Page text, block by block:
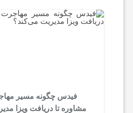
فیدس چگونه مسیر
مشاوره تا دریافت ویزا